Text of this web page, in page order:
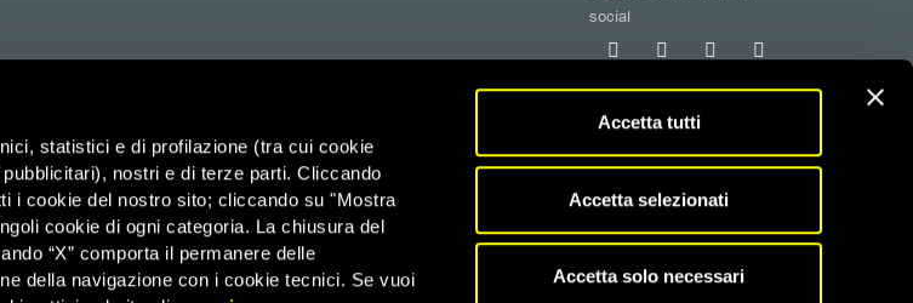
statistici e di profilazione (tra cui cookie
nostri e di terze parti. Cliccando
i cookie del nostro sito; cliccando su "Mostra
cookie di ogni categoria. La chiusura del
“X” comporta il permanere delle
della navigazione con i cookie tecnici. Se vuoi
Accetta tutti
Accetta selezionati
Accetta solo necessari
social
– 00185 Roma, Organizzazione di Volontariato iscritta al RUNTS con determinazione n. G02926 del